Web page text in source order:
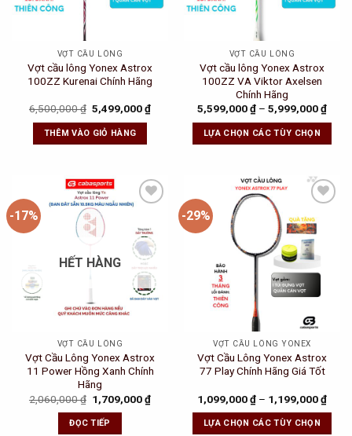
VỢT CẦU LÔNG
Vợt cầu lông Yonex Astrox
100ZZ Kurenai Chính Hãng
6,500,000₫ Original
price
was:
6,500,000 ₫.
5,499,000₫Current
5,499,000 ₫.
THÊM VÀO GIỎ HÀNG
VỢT CẦU LÔNG
Vợt cầu lông Yonex Astrox
100ZZ VA Viktor Axelsen
Chính Hãng
5,599,000₫ – 5,999,000₫
LỰA CHỌN CÁC TÙY CHỌN
-17%
Wishlist
HẾT HÀNG
VỢT CẦU LÔNG
Vợt Cầu Lông Yonex Astrox
11 Power Hồng Xanh Chính
Hãng
2,060,000₫ Original
price
was:
2,060,000 ₫.
1,709,000₫Current
1,709,000 ₫.
ĐỌC TIẾP
-29%
Add to
Wishlist
VỢT CẦU LÔNG YONEX
Vợt Cầu Lông Yonex Astrox
77 Play Chính Hãng Giá Tốt
1,099,000₫ – 1,199,000₫
LỰA CHỌN CÁC TÙY CHỌN